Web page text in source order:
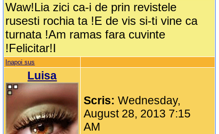
Waw!Lia zici ca-i de prin revistele
rusesti rochia ta !E de vis si-ti vine ca
turnata !Am ramas fara cuvinte
!Felicitar!I
Inapoi sus
Luisa
Scris:Wednesday,
August 28, 2013 7:15
AM